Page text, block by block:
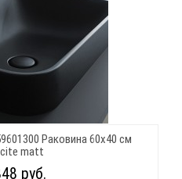
Раковина 60х40 см
matt
руб.